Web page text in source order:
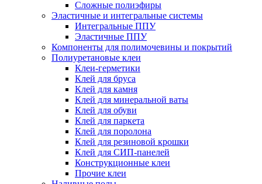
Сложные полиэфиры
Эластичные и интегральные системы
Интегральные ППУ
Эластичные ППУ
Компоненты для полимочевины и покрытий
Полиуретановые клеи
Клеи-герметики
Клей для бруса
Клей для камня
Клей для минеральной ваты
Клей для обуви
Клей для паркета
Клей для поролона
Клей для резиновой крошки
Клей для СИП-панелей
Конструкционные клеи
Прочие клеи